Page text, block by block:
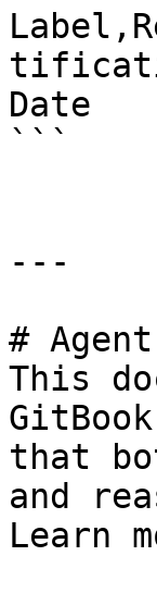
Date
```
---
#
This
that
and
Learn